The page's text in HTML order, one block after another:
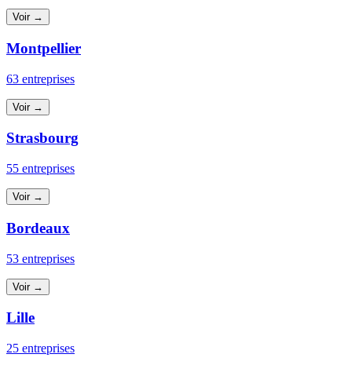
Voir →
Montpellier
63 entreprises
Voir →
Strasbourg
55 entreprises
Voir →
Bordeaux
53 entreprises
Voir →
Lille
25 entreprises